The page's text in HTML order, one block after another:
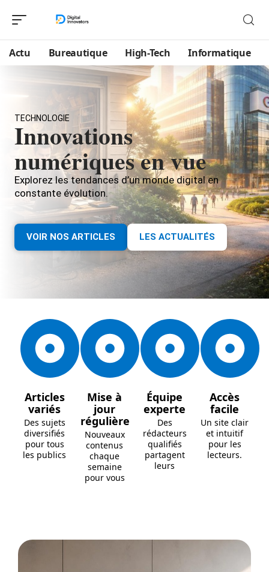
Actu Bureautique High-Tech Informatique
TECHNOLOGIE
Innovations
numériques en vue
Explorez les tendances d’un monde digital en
constante évolution.
VOIR NOS ARTICLES LES ACTUALITÉS
Articles
variés
Des sujets
diversifiés
pour tous
les publics
Mise à
jour
régulière
Nouveaux
contenus
chaque
semaine
pour vous
Équipe
experte
Des
rédacteurs
qualifiés
partagent
leurs
Accès
facile
Un site clair
et intuitif
pour les
lecteurs.